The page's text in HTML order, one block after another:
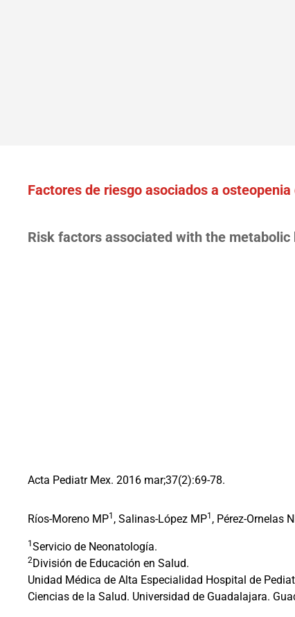
Factores de riesgo asociados a
Risk factors associated with the
Acta Pediatr Mex. 2016 mar;37(2):69-78.
Ríos-Moreno MP1 , Salinas-López MP1 , Pérez-Ornelas
1 Servicio de Neonatología.
2División de Educación en Salud.
Unidad Médica de Alta Especialidad Hospital de
Ciencias de la Salud. Universidad de Guadalajara.